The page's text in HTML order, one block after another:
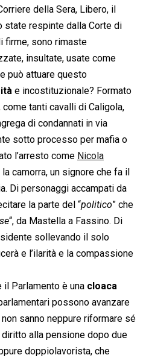
della Sera, Libero, il
state respinte dalla Corte di
firme, sono rimaste
insultate, usate come
può attuare questo
e incostituzionale? Formato
come tanti cavalli di Caligola,
di condannati in via
sotto processo per mafia o
l’arresto come Nicola
camorra, un signore che fa il
Di personaggi accampati da
la parte del “politico” che
“, da Mastella a Fassino. Di
sollevando il solo
e l’ilarità e la compassione
il Parlamento è una cloaca
possono avanzare
sanno neppure riformare sé
alla pensione dopo due
doppiolavorista, che